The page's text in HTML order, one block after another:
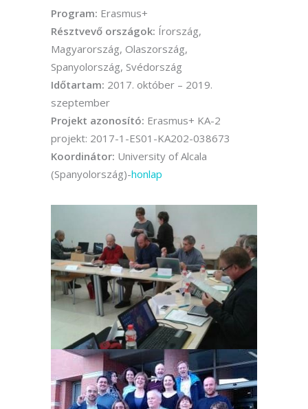
Program: Erasmus+
Résztvevő országok: Írország,
Magyarország, Olaszország,
Spanyolország, Svédország
Időtartam: 2017. október – 2019.
szeptember
Projekt azonosító: Erasmus+ KA-2
projekt: 2017-1-ES01-KA202-038673
Koordinátor: University of Alcala
(Spanyolország)-honlap